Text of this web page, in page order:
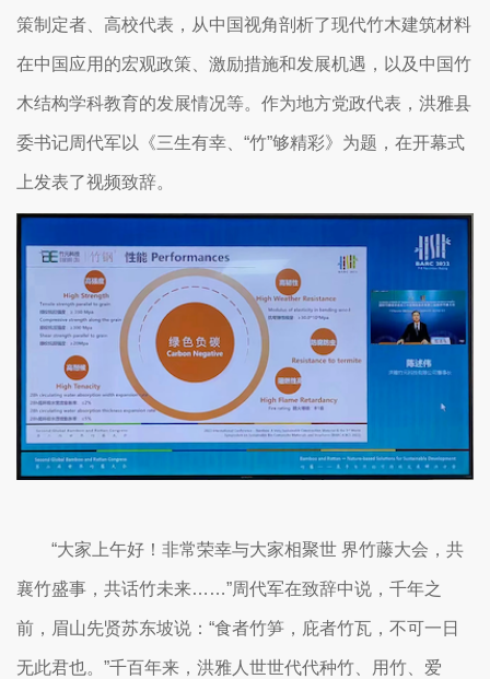
策制定者、高校代表，从中国视角剖析了现代竹木建筑材料
在中国应用的宏观政策、激励措施和发展机遇，以及中国竹
木结构学科教育的发展情况等。作为地方党政代表，洪雅县
委书记周代军以《三生有幸、“竹”够精彩》为题，在开幕式
上发表了视频致辞。
“大家上午好！非常荣幸与大家相聚世 界竹藤大会，共
襄竹盛事，共话竹未来……”周代军在致辞中说，千年之
前，眉山先贤苏东坡说：“食者竹笋，庇者竹瓦，不可一日
无此君也。”千百年来，洪雅人世世代代种竹、用竹、爱